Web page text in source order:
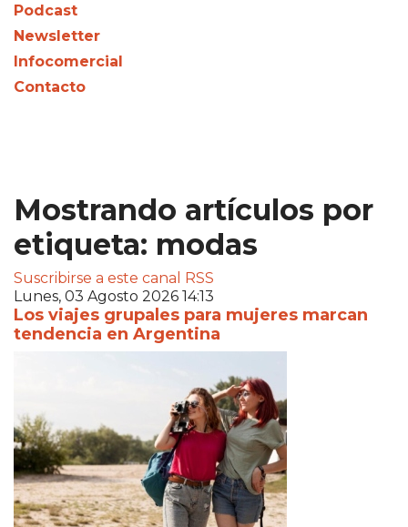
Podcast
Newsletter
Infocomercial
Contacto
Mostrando artículos por
etiqueta: modas
Suscribirse a este canal RSS
Lunes, 03 Agosto 2026 14:13
Los viajes grupales para mujeres marcan
tendencia en Argentina